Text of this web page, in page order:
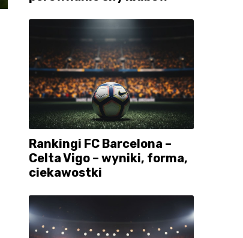
Rankingi FC Barcelona –
Celta Vigo – wyniki, forma,
ciekawostki